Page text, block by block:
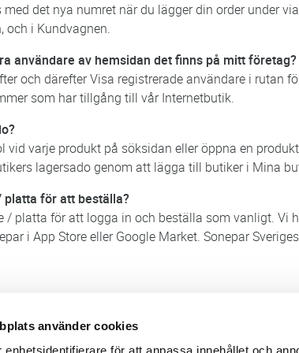
använder cookies
enhetsidentifierare för att anpassa innehållet och
det nya numret när du lägger din order under
och i Kundvagnen.
användare av hemsidan det finns på mitt företag?
och därefter Visa registrerade användare i rutan
som har tillgång till vår Internetbutik.
vid varje produkt på söksidan eller öppna en
lagersado genom att lägga till butiker i Mina
platta för att beställa?
platta för att logga in och beställa som vanligt. Vi
i App Store eller Google Market. Sonepar